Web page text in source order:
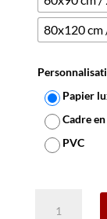
80x120 cm
Papier
Cadre
PVC